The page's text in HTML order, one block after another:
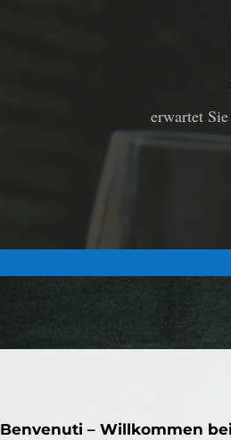
erwartet
Benvenuti – Willkommen